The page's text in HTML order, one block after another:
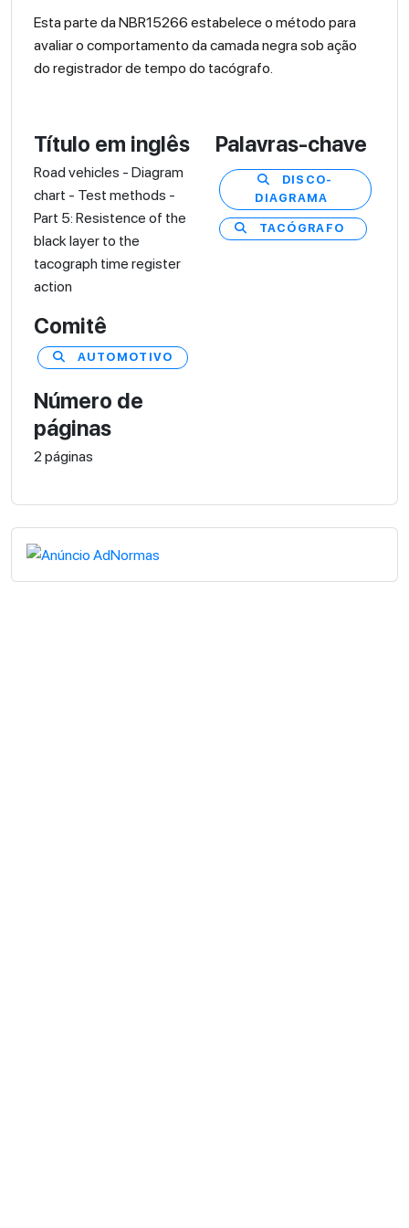
Esta parte da NBR15266 estabelece o método para
avaliar o comportamento da camada negra sob ação
do registrador de tempo do tacógrafo.
Título em inglês
Road vehicles - Diagram
chart - Test methods -
Part 5: Resistence of the
black layer to the
tacograph time register
action
Comitê
AUTOMOTIVO
Número de
páginas
2 páginas
Palavras-chave
DISCO-
DIAGRAMA
TACÓGRAFO